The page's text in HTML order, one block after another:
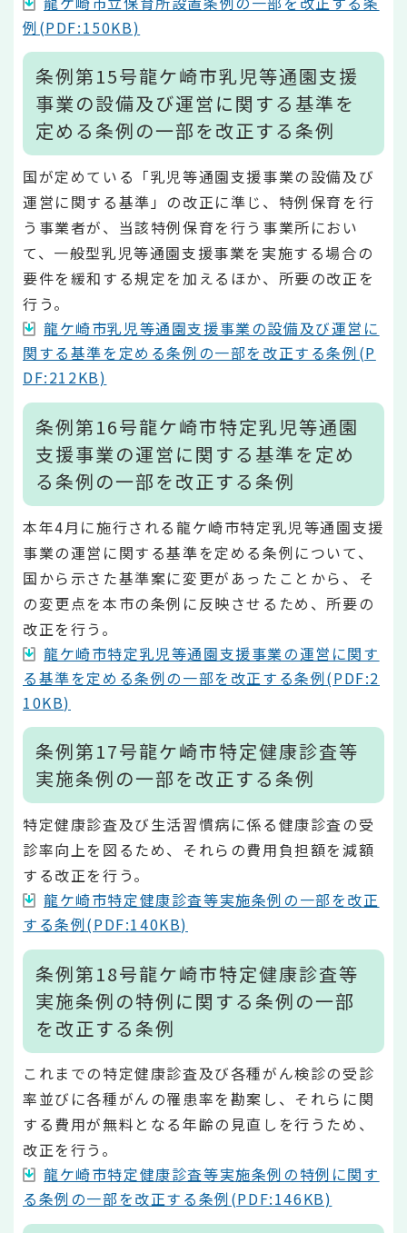
例(PDF:150KB)
条例第15号龍ケ崎市乳児等通園支援
事業の設備及び運営に関する基準を
定める条例の一部を改正する条例
国が定めている「乳児等通園支援事業の設備及び
運営に関する基準」の改正に準じ、特例保育を行
う事業者が、当該特例保育を行う事業所におい
て、一般型乳児等通園支援事業を実施する場合の
要件を緩和する規定を加えるほか、所要の改正を
行う。
龍ケ崎市乳児等通園支援事業の設備及び運営に
関する基準を定める条例の一部を改正する条例(P
DF:212KB)
条例第16号龍ケ崎市特定乳児等通園
支援事業の運営に関する基準を定め
る条例の一部を改正する条例
本年4月に施行される龍ケ崎市特定乳児等通園支援
事業の運営に関する基準を定める条例について、
国から示さた基準案に変更があったことから、そ
の変更点を本市の条例に反映させるため、所要の
改正を行う。
龍ケ崎市特定乳児等通園支援事業の運営に関す
る基準を定める条例の一部を改正する条例(PDF:2
10KB)
条例第17号龍ケ崎市特定健康診査等
実施条例の一部を改正する条例
特定健康診査及び生活習慣病に係る健康診査の受
診率向上を図るため、それらの費用負担額を減額
する改正を行う。
龍ケ崎市特定健康診査等実施条例の一部を改正
する条例(PDF:140KB)
条例第18号龍ケ崎市特定健康診査等
実施条例の特例に関する条例の一部
を改正する条例
これまでの特定健康診査及び各種がん検診の受診
率並びに各種がんの罹患率を勘案し、それらに関
する費用が無料となる年齢の見直しを行うため、
改正を行う。
龍ケ崎市特定健康診査等実施条例の特例に関す
る条例の一部を改正する条例(PDF:146KB)